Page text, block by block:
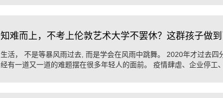
知难而上，不考上伦敦艺术大学不罢休？这群孩子做到
生活， 不是等暴风雨过去, 而是学会在风雨中跳舞。 2020年才过去四
经有一道又一道的难题摆在很多年轻人的面前。 疫情肆虐、企业停工